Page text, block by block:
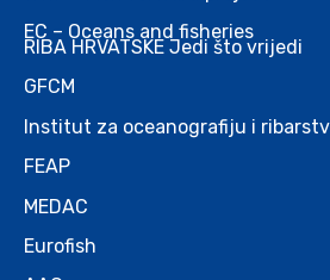
EC – Oceans and fisheries
RIBA HRVATSKE Jedi što vrijedi
GFCM
Institut za oceanografiju i
FEAP
MEDAC
Eurofish